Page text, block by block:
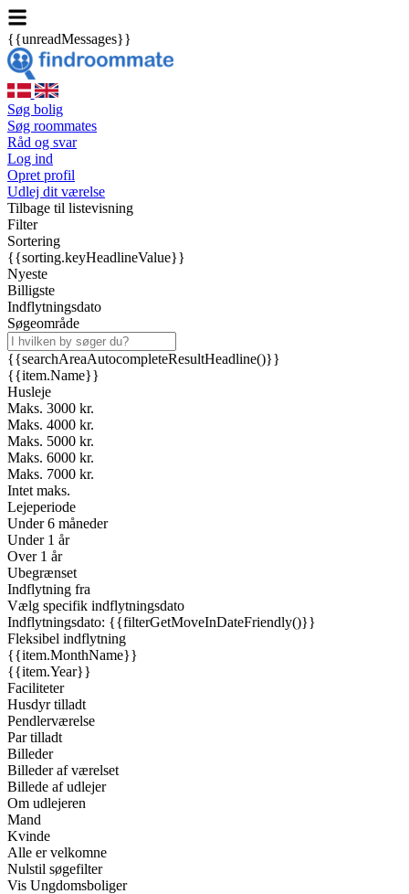
{{unreadMessages}}
Søg bolig
Søg roommates
Råd og svar
Log ind
Opret profil
Udlej dit værelse
Tilbage til listevisning
Filter
Sortering
{{sorting.keyHeadlineValue}}
Nyeste
Billigste
Indflytningsdato
Søgeområde
{{searchAreaAutocompleteResultHeadline()}}
{{item.Name}}
Husleje
Maks. 3000 kr.
Maks. 4000 kr.
Maks. 5000 kr.
Maks. 6000 kr.
Maks. 7000 kr.
Intet maks.
Lejeperiode
Under 6 måneder
Under 1 år
Over 1 år
Ubegrænset
Indflytning fra
Vælg specifik indflytningsdato
Indflytningsdato: {{filterGetMoveInDateFriendly()}}
Fleksibel indflytning
{{item.MonthName}}
{{item.Year}}
Faciliteter
Husdyr tilladt
Pendlerværelse
Par tilladt
Billeder
Billeder af værelset
Billede af udlejer
Om udlejeren
Mand
Kvinde
Alle er velkomne
Nulstil søgefilter
Vis Ungdomsboliger